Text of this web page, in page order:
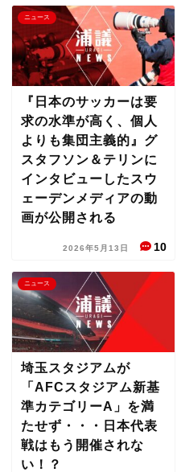
ニュース
『日本のサッカーは要
求の水準が高く、個人
よりも集団主義的』グ
スタフソン＆テリンに
インタビューしたスウ
ェーデンメディアの動
画が公開される
2026年5月13日 10
ニュース
埼玉スタジアムが
「AFCスタジアム新基
準カテゴリーA」を満
たせず・・・日本代表
戦はもう開催されな
い！？